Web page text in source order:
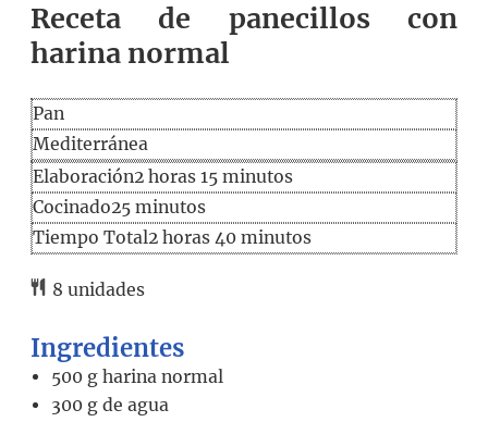
Receta de panecillos con
harina normal
Pan
Mediterránea
Elaboración2horas
horas 15minutos
minutos
Cocinado25minutos
minutos
Tiempo Total2horas
horas 40minutos
minutos
8 unidades
Ingredientes
500 g harina normal
300 g de agua